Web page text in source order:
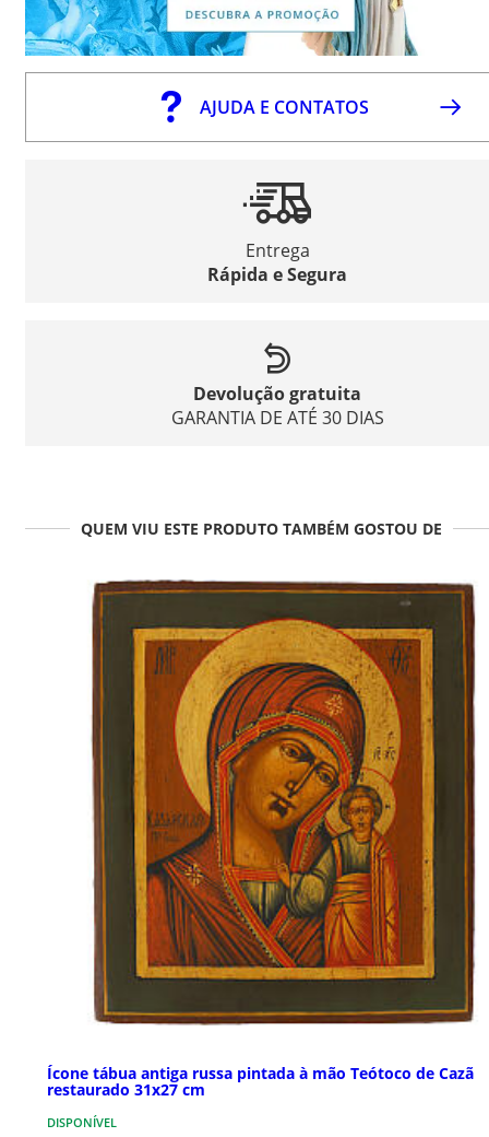
AJUDA E CONTATOS
Entrega
Rápida e Segura
Devolução gratuita
GARANTIA DE ATÉ 30 DIAS
QUEM VIU ESTE PRODUTO TAMBÉM GOSTOU DE
Ícone tábua antiga russa pintada à mão Teótoco de Cazã
restaurado 31x27 cm
DISPONÍVEL